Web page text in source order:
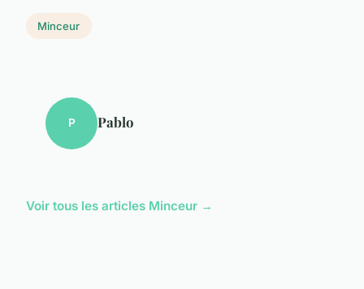
Minceur
P Pablo
Voir tous les articles Minceur →